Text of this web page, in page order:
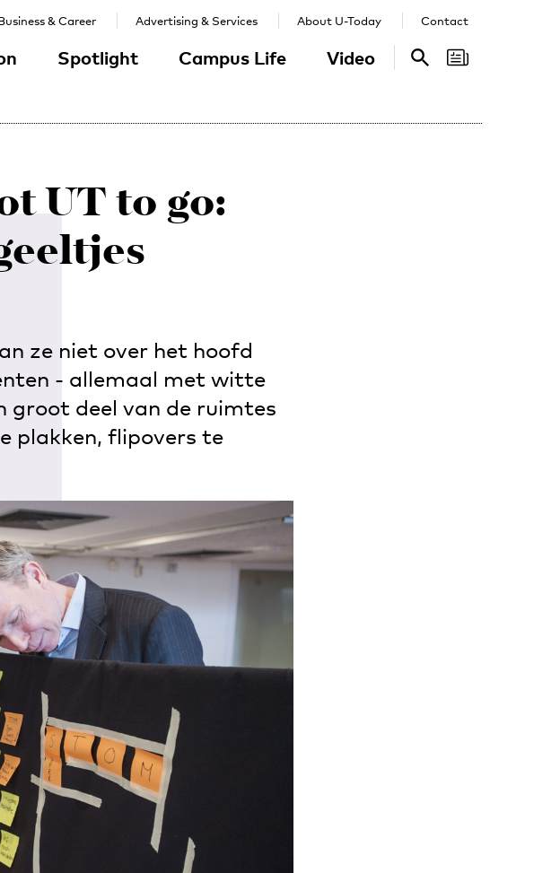
Spotlight Campus Life Video
& Career Advertising & Services About U-Today Contact
Search
UT to go:
ze niet over het hoofd
- allemaal met witte
groot deel van de ruimtes
plakken, flipovers te